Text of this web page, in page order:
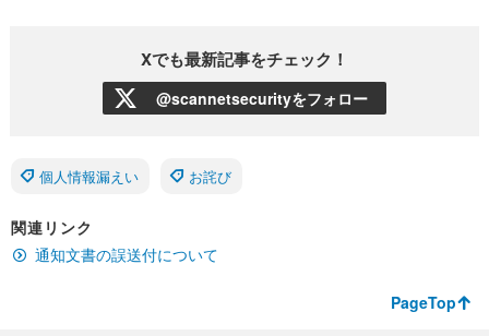
Xでも最新記事をチェック！
@scannetsecurityをフォロー
個人情報漏えい お詫び
関連リンク
通知文書の誤送付について
PageTop